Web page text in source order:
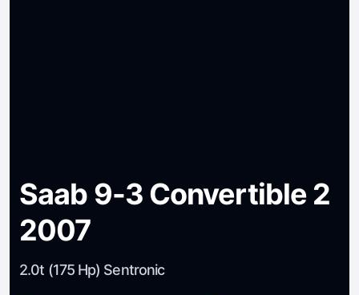
Saab 9-3 Convertible 2
2007
2.0t (175 Hp) Sentronic